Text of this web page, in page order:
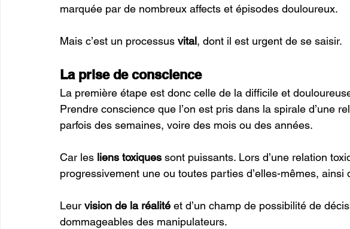
marquée par de nombreux affects et épisodes douloureux.
Mais c’est un processus vital, dont il est urgent de se saisir.
La prise de conscience
La première étape est donc celle de la difficile et
Prendre conscience que l’on est pris dans la spirale d’une
parfois des semaines, voire des mois ou des années.
Car les liens toxiques sont puissants. Lors d’une relation
progressivement une ou toutes parties d’elles-mêmes, ainsi
Leur vision de la réalité et d’un champ de possibilité de
dommageables des manipulateurs.